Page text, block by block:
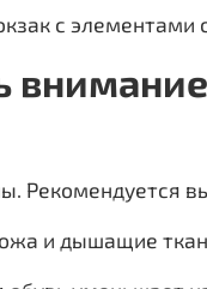
с элементами
Рекомендуется
и дышащие